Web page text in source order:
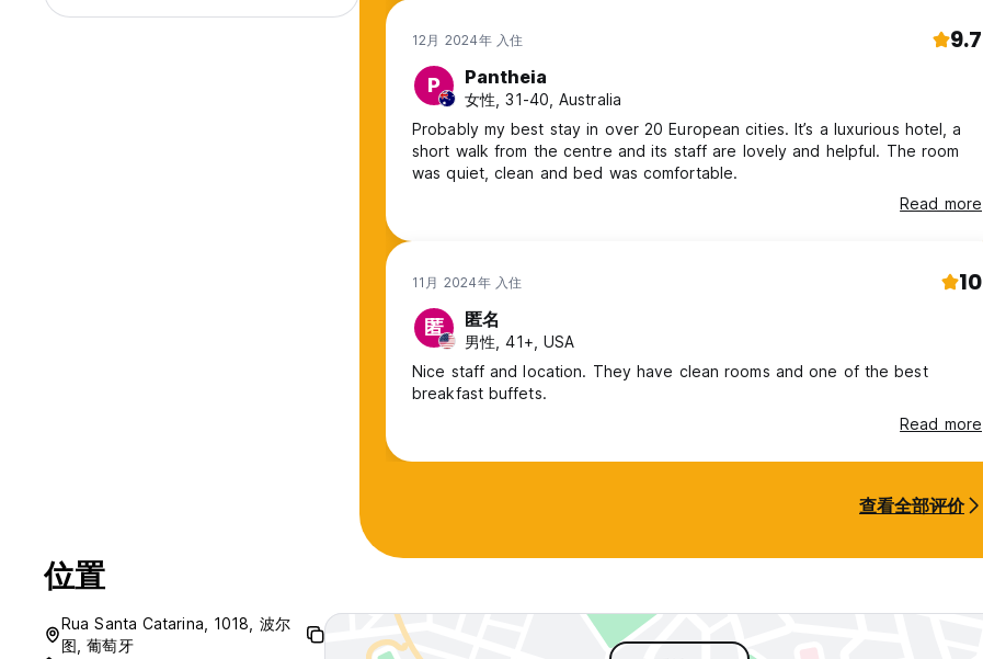
12月 2024年 入住 9.7
P Pantheia
女性, 31-40, Australia
Probably my best stay in over 20 European cities. It’s a luxurious hotel, a
short walk from the centre and its staff are lovely and helpful. The room
was quiet, clean and bed was comfortable.
Read more
11月 2024年 入住 10
匿 匿名
男性, 41+, USA
Nice staff and location. They have clean rooms and one of the best
breakfast buffets.
Read more
查看全部评价
位置
Rua Santa Catarina, 1018, 波尔
图, 葡萄牙